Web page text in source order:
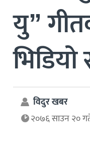
यु”
विदुर खबर
२०७६ साउन २०